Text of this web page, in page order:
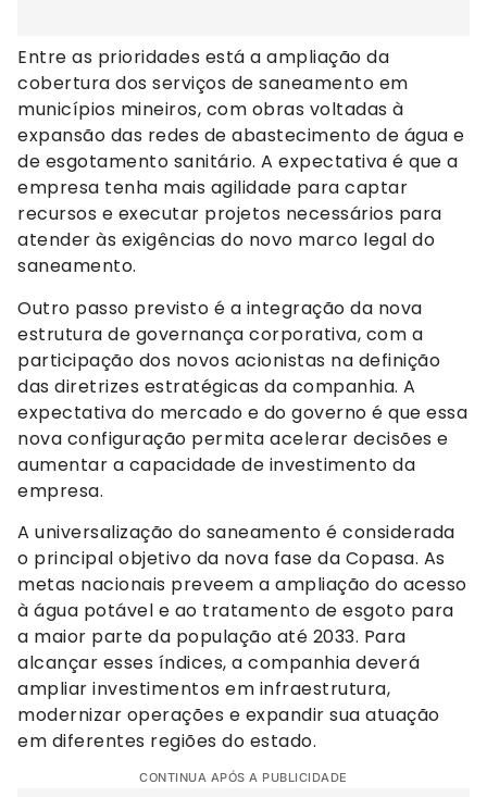
Entre as prioridades está a ampliação da
cobertura dos serviços de saneamento em
municípios mineiros, com obras voltadas à
expansão das redes de abastecimento de água e
de esgotamento sanitário. A expectativa é que a
empresa tenha mais agilidade para captar
recursos e executar projetos necessários para
atender às exigências do novo marco legal do
saneamento.
Outro passo previsto é a integração da nova
estrutura de governança corporativa, com a
participação dos novos acionistas na definição
das diretrizes estratégicas da companhia. A
expectativa do mercado e do governo é que essa
nova configuração permita acelerar decisões e
aumentar a capacidade de investimento da
empresa.
A universalização do saneamento é considerada
o principal objetivo da nova fase da Copasa. As
metas nacionais preveem a ampliação do acesso
à água potável e ao tratamento de esgoto para
a maior parte da população até 2033. Para
alcançar esses índices, a companhia deverá
ampliar investimentos em infraestrutura,
modernizar operações e expandir sua atuação
em diferentes regiões do estado.
CONTINUA APÓS A PUBLICIDADE